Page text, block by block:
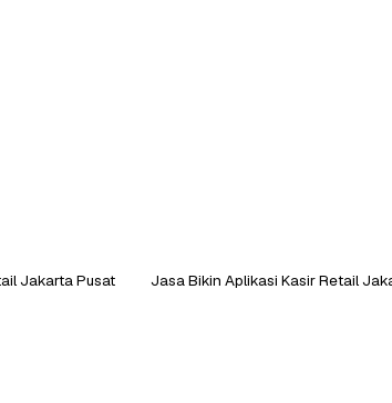
Jakarta Pusat Jasa Bikin Aplikasi Kasir Retail